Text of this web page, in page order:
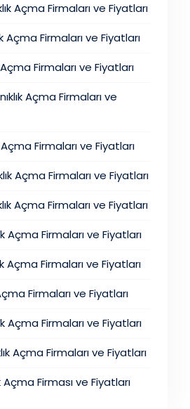
Açma Firmaları ve Fiyatları
Açma Firmaları ve Fiyatları
Açma Firmaları ve Fiyatları
Açma Firmaları ve
Açma Firmaları ve Fiyatları
Açma Firmaları ve Fiyatları
Açma Firmaları ve Fiyatları
Açma Firmaları ve Fiyatları
Açma Firmaları ve Fiyatları
Açma Firmaları ve Fiyatları
Açma Firmaları ve Fiyatları
Açma Firmaları ve Fiyatları
Açma Firması ve Fiyatları